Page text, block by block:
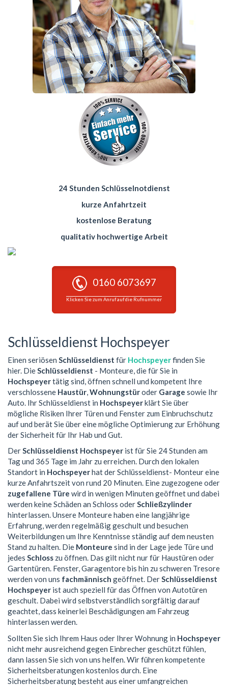
24 Stunden Schlüsselnotdienst
kurze Anfahrtzeit
kostenlose Beratung
qualitativ hochwertige Arbeit
0160 6073697
Klicken Sie zum Anruf auf die Rufnummer
Schlüsseldienst Hochspeyer
Einen seriösen Schlüsseldienst für Hochspeyerfinden Sie
hier. DieSchlüsseldienst - Monteure, die für Sie in
Hochspeyertätig sind, öffnen schnell und kompetent Ihre
verschlossene Haustür,Wohnungstüroder Garage sowie Ihr
Auto. Ihr Schlüsseldienst in Hochspeyerklärt Sie über
mögliche Risiken Ihrer Türen und Fenster zum Einbruchschutz
auf und berät Sie über eine mögliche Optimierung zur Erhöhung
der Sicherheit für Ihr Hab und Gut.
DerSchlüsseldienst Hochspeyer ist für Sie 24 Stunden am
Tag und 365 Tage im Jahr zu erreichen. Durch den lokalen
Standort in Hochspeyerhat der Schlüsseldienst- Monteur eine
kurze Anfahrtszeit von rund 20 Minuten. Eine zugezogene oder
zugefallene Türe wird in wenigen Minuten geöffnet und dabei
werden keine Schäden an Schloss oderSchließzylinder
hinterlassen. Unsere Monteure haben eine langjährige
Erfahrung, werden regelmäßig geschult und besuchen
Weiterbildungen um Ihre Kenntnisse ständig auf dem neusten
Stand zu halten. Die Monteure sind in der Lage jede Türe und
jedes Schloss zu öffnen. Das gilt nicht nur für Haustüren oder
Gartentüren. Fenster, Garagentore bis hin zu schweren Tresore
werden von uns fachmännisch geöffnet. DerSchlüsseldienst
Hochspeyer ist auch speziell für das Öffnen von Autotüren
geschult. Dabei wird selbstverständlich sorgfältig darauf
geachtet, dass keinerlei Beschädigungen am Fahrzeug
hinterlassen werden.
Sollten Sie sich Ihrem Haus oder Ihrer Wohnung in Hochspeyer
nicht mehr ausreichend gegen Einbrecher geschützt fühlen,
dann lassen Sie sich von uns helfen. Wir führen kompetente
Sicherheitsberatungen kostenlos durch. Eine
Sicherheitsberatung besteht aus einer umfangreichen